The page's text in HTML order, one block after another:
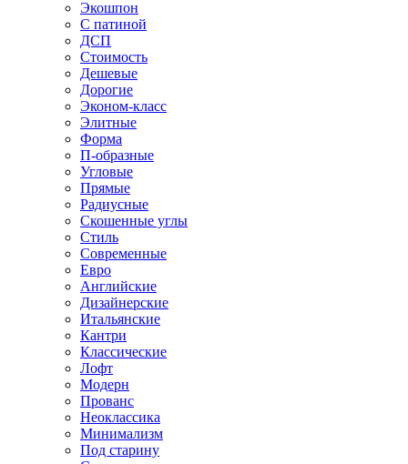
Экошпон
С патиной
ДСП
Стоимость
Дешевые
Дорогие
Эконом-класс
Элитные
Форма
П-образные
Угловые
Прямые
Радиусные
Скошенные углы
Стиль
Современные
Евро
Английские
Дизайнерские
Итальянские
Кантри
Классические
Лофт
Модерн
Прованс
Неоклассика
Минимализм
Под старину